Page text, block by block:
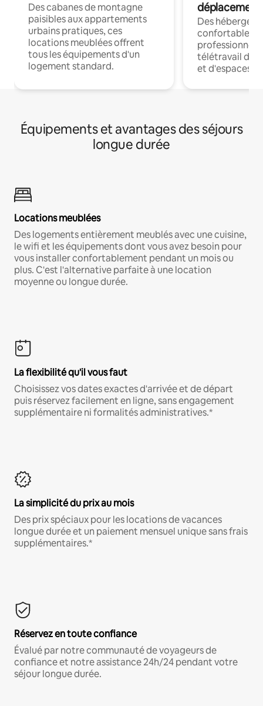
Des cabanes de montagne
paisibles aux appartements
urbains pratiques, ces
locations meublées offrent
tous les équipements d'un
logement standard.
déplacement
Des
confortables
professionnels
télétravail
et d'espaces
Équipements et avantages des séjours
longue durée
Locations meublées
Des logements entièrement meublés avec une cuisine,
le wifi et les équipements dont vous avez besoin pour
vous installer confortablement pendant un mois ou
plus. C'est l'alternative parfaite à une location
moyenne ou longue durée.
La flexibilité qu'il vous faut
Choisissez vos dates exactes d'arrivée et de départ
puis réservez facilement en ligne, sans engagement
supplémentaire ni formalités administratives.*
La simplicité du prix au mois
Des prix spéciaux pour les locations de vacances
longue durée et un paiement mensuel unique sans frais
supplémentaires.*
Réservez en toute confiance
Évalué par notre communauté de voyageurs de
confiance et notre assistance 24h/24 pendant votre
séjour longue durée.